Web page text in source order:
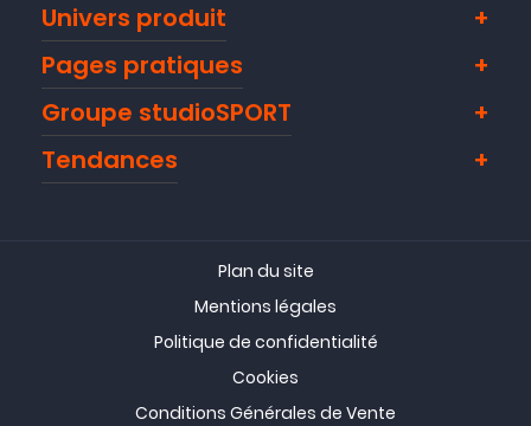
Univers produit
Pages pratiques
Groupe studioSPORT
Tendances
Plan du site
Mentions légales
Politique de confidentialité
Cookies
Conditions Générales de Vente